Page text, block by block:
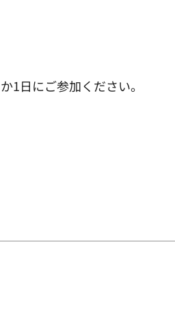
1日にご参加ください。